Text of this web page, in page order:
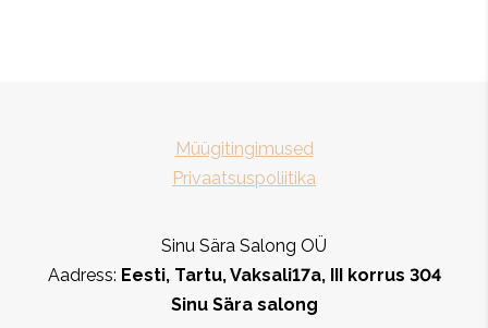
Müügitingimused
Privaatsuspoliitika
Sinu Sära Salong OÜ
Aadress: Eesti, Tartu, Vaksali17a, III korrus 304
Sinu Sära salong